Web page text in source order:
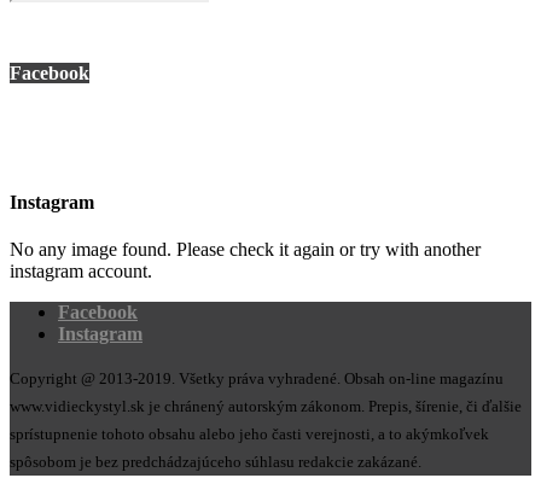
Facebook
Instagram
No any image found. Please check it again or try with another
instagram account.
Facebook
Instagram
Copyright @ 2013-2019. Všetky práva vyhradené. Obsah on-line magazínu
www.vidieckystyl.sk je chránený autorským zákonom. Prepis, šírenie, či ďalšie
sprístupnenie tohoto obsahu alebo jeho časti verejnosti, a to akýmkoľvek
spôsobom je bez predchádzajúceho súhlasu redakcie zakázané.